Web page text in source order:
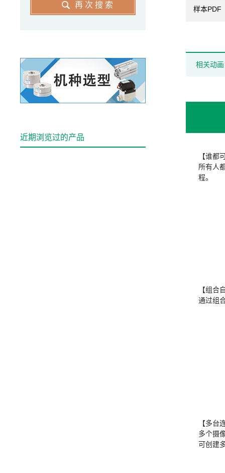
样本PDF
相关动画
【谁都
所有人
程。
【组合
通过组
【多台
多个摄
可创建
再次搜索
近期浏览过的产品